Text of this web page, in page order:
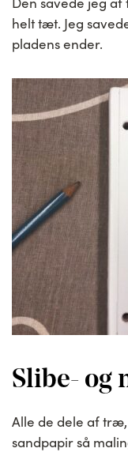
helt tæt. Jeg
pladens ender.
Slibe- og
Alle de dele af træ,
sandpapir så